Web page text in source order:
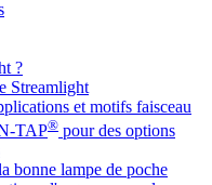
?
Streamlight
et motifs faisceau
TAP® pour des options
bonne lampe de poche